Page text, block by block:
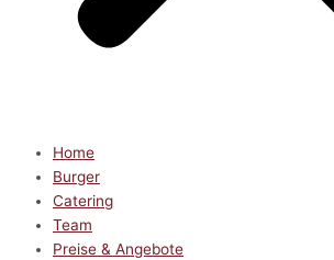
Home
Burger
Catering
Team
Preise & Angebote